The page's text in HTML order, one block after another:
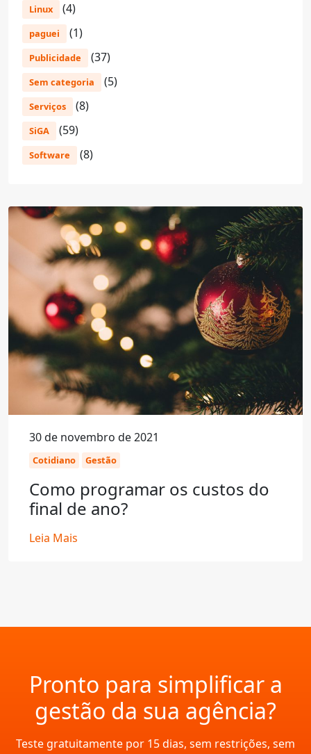
Linux (4)
paguei (1)
Publicidade (37)
Sem categoria (5)
Serviços (8)
SiGA (59)
Software (8)
30 de novembro de 2021
Cotidiano Gestão
Como programar os custos do
final de ano?
Leia Mais
Pronto para simplificar a
gestão da sua agência?
Teste gratuitamente por 15 dias, sem restrições, sem